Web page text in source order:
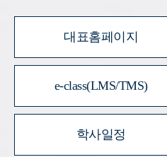
대표홈페이지
e-class(LMS/TMS)
학사일정